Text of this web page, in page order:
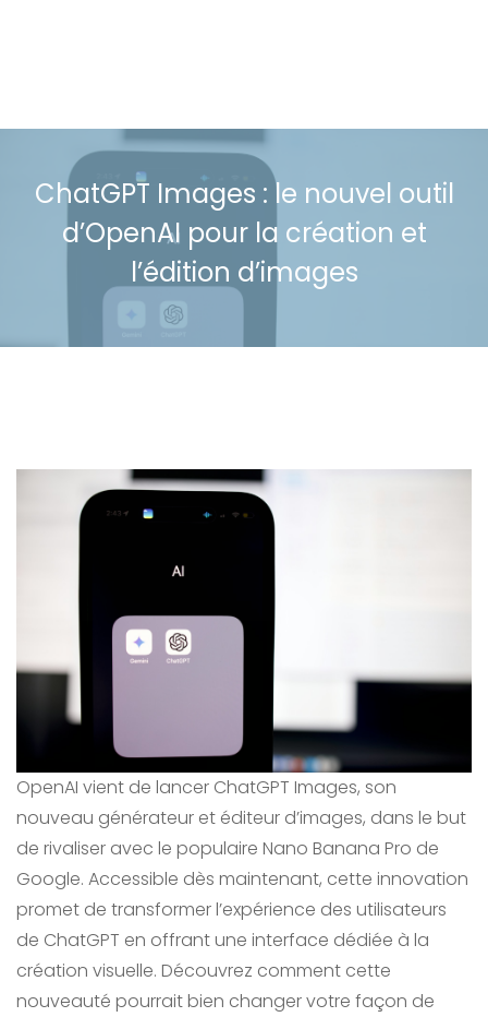
ChatGPT Images : le nouvel outil
d’OpenAI pour la création et
l’édition d’images
OpenAI vient de lancer ChatGPT Images, son
nouveau générateur et éditeur d’images, dans le but
de rivaliser avec le populaire Nano Banana Pro de
Google. Accessible dès maintenant, cette innovation
promet de transformer l’expérience des utilisateurs
de ChatGPT en offrant une interface dédiée à la
création visuelle. Découvrez comment cette
nouveauté pourrait bien changer votre façon de